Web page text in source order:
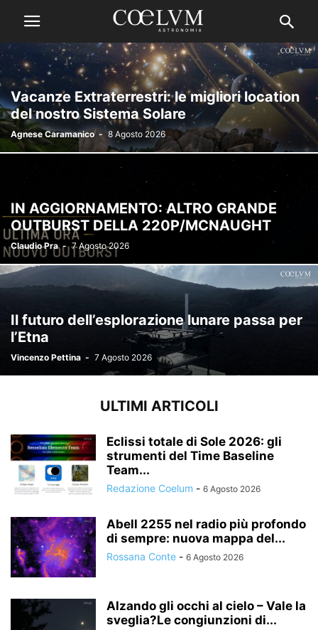
Vacanze Extraterrestri: le migliori location
del nostro Sistema Solare
Agnese Caramanico - 8 Agosto 2026
IN AGGIORNAMENTO: ALTRO GRANDE
OUTBURST DELLA 220P/MCNAUGHT
Claudio Pra - 7 Agosto 2026
Il futuro dell’esplorazione lunare passa per
l’Etna
Vincenzo Pettina - 7 Agosto 2026
ULTIMI ARTICOLI
Eclissi totale di Sole 2026: gli
strumenti del Time Baseline
Team...
Redazione Coelum - 6 Agosto 2026
Abell 2255 nel radio più profondo
di sempre: nuova mappa del...
Rossana Conte - 6 Agosto 2026
Alzando gli occhi al cielo – Vale la
sveglia?Le congiunzioni di...